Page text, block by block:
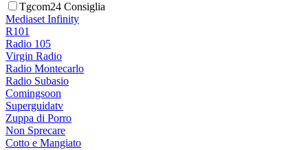
Tgcom24 Consiglia
Mediaset Infinity
R101
Radio 105
Virgin Radio
Radio Montecarlo
Radio Subasio
Comingsoon
Superguidatv
Zuppa di Porro
Non Sprecare
Cotto e Mangiato